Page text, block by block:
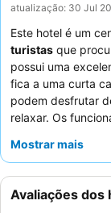
atualização: 30 Jul
Este hotel é um
turistas que
possui uma
fica a uma curta
podem desfrutar
relaxar. Os
conveniência dos
hóspedes podem
piscina devido ao
Mostrar mais
Avaliações dos